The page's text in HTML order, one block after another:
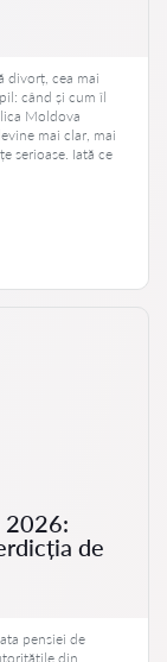
divorț, cea mai
când și cum îl
Moldova
mai clar, mai
serioase. Iată ce
2026:
de
pensiei de
din